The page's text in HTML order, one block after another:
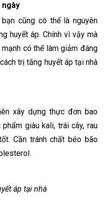
ngày
cũng có thể là nguyên
huyết áp. Chính vì vậy mà
có thể làm giảm đáng
trị tăng huyết áp tại nhà
xây dựng thực đơn bao
giàu kali, trái cây, rau
Cần tránh chất béo bão